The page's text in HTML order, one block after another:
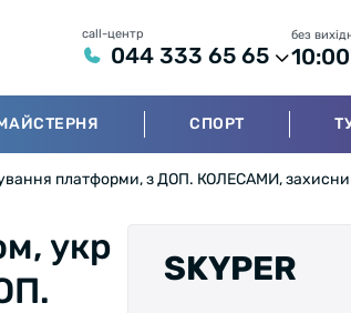
call-центр
044 333 65 65
без
СПОРТ
платформи, з ДОП. КОЛЕСАМИ,
укр
SKYPER